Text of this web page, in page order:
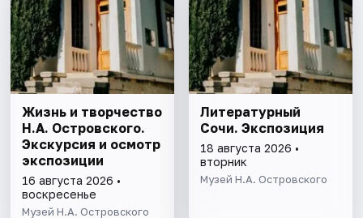
Жизнь и творчество
Н.А. Островского.
Экскурсия и осмотр
экспозиции
16 августа 2026 •
воскресенье
Музей Н.А. Островского
Литературный
Сочи. Экспозиция
18 августа 2026 •
вторник
Музей Н.А. Островского